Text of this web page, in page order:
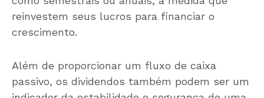
reinvestem seus lucros para financiar o
crescimento.
Além de proporcionar um fluxo de caixa
passivo, os dividendos também podem ser um